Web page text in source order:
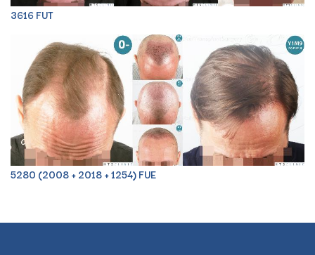
3616 FUT
5280 (2008 + 2018 + 1254) FUE